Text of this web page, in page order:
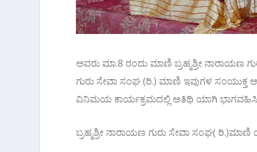
ಅವರು ಮಾ.8 ರಂದು ಮಾಣಿ ಬ್ರಹ್ಮಶ್ರೀ ನಾರಾಯಣ
ಗುರು ಸೇವಾ ಸಂಘ (ರಿ.) ಮಾಣಿ ಇವುಗಳ
ವಿನಿಮಯ ಕಾರ್ಯಕ್ರಮದಲ್ಲಿ ಅತಿಥಿ ಯಾಗಿ ಭಾಗವಹಿಸಿ
ಬ್ರಹ್ಮಶ್ರೀ ನಾರಾಯಣ ಗುರು ಸೇವಾ ಸಂಘ(